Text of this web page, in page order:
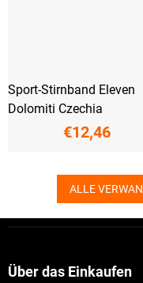
Sport-Stirnband Eleven
Dolomiti Czechia
€12,46
ALLE
Über das Einkaufen